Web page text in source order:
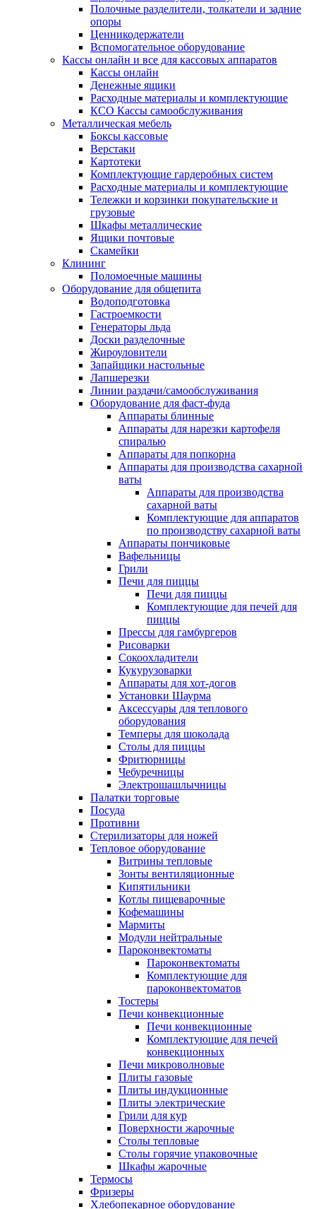
Полочные разделители, толкатели и задние
опоры
Ценникодержатели
Вспомогательное оборудование
Кассы онлайн и все для кассовых аппаратов
Кассы онлайн
Денежные ящики
Расходные материалы и комплектующие
КСО Кассы самообслуживания
Металлическая мебель
Боксы кассовые
Верстаки
Картотеки
Комплектующие гардеробных систем
Расходные материалы и комплектующие
Тележки и корзинки покупательские и
грузовые
Шкафы металлические
Ящики почтовые
Скамейки
Клининг
Поломоечные машины
Оборудование для общепита
Водоподготовка
Гастроемкости
Генераторы льда
Доски разделочные
Жироуловители
Запайщики настольные
Лапшерезки
Линии раздачи/самообслуживания
Оборудование для фаст-фуда
Аппараты блинные
Аппараты для нарезки картофеля
спиралью
Аппараты для попкорна
Аппараты для производства сахарной
ваты
Аппараты для производства
сахарной ваты
Комплектующие для аппаратов
по производству сахарной ваты
Аппараты пончиковые
Вафельницы
Грили
Печи для пиццы
Печи для пиццы
Комплектующие для печей для
пиццы
Прессы для гамбургеров
Рисоварки
Сокоохладители
Кукурузоварки
Аппараты для хот-догов
Установки Шаурма
Аксессуары для теплового
оборудования
Темперы для шоколада
Столы для пиццы
Фритюрницы
Чебуречницы
Электрошашлычницы
Палатки торговые
Посуда
Противни
Стерилизаторы для ножей
Тепловое оборудование
Витрины тепловые
Зонты вентиляционные
Кипятильники
Котлы пищеварочные
Кофемашины
Мармиты
Модули нейтральные
Пароконвектоматы
Пароконвектоматы
Комплектующие для
пароконвектоматов
Тостеры
Печи конвекционные
Печи конвекционные
Комплектующие для печей
конвекционных
Печи микроволновые
Плиты газовые
Плиты индукционные
Плиты электрические
Грили для кур
Поверхности жарочные
Столы тепловые
Столы горячие упаковочные
Шкафы жарочные
Термосы
Фризеры
Хлебопекарное оборудование